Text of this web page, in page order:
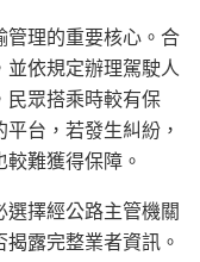
管理的重要核心。合
並依規定辦理駕駛人
民眾搭乘時較有保
台，若發生糾紛，
難獲得保障。
選擇經公路主管機關
露完整業者資訊。